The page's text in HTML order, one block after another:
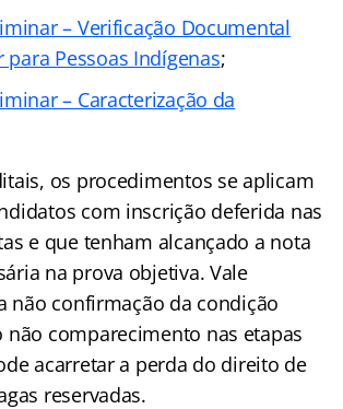
– Verificação Documental
Pessoas Indígenas;
– Caracterização da
os procedimentos se aplicam
com inscrição deferida nas
e que tenham alcançado a nota
na prova objetiva. Vale
não confirmação da condição
não comparecimento nas etapas
acarretar a perda do direito de
reservadas.